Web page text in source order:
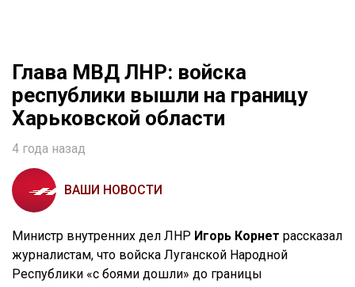
Глава МВД ЛНР: войска
республики вышли на границу
Харьковской области
4 года назад
ВАШИ НОВОСТИ
Министр внутренних дел ЛНР Игорь Корнет рассказал
журналистам, что войска Луганской Народной
Республики «с боями дошли» до границы